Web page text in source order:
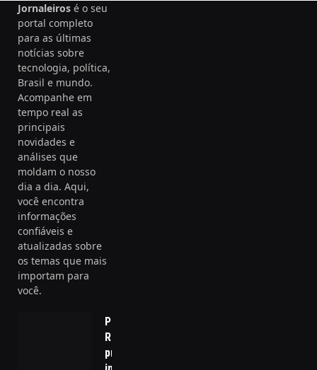
Jornaleiros é o seu
portal completo
para as últimas
notícias sobre
tecnologia, política,
Brasil e mundo.
Acompanhe em
tempo real as
principais
novidades e
análises que
moldam o nosso
dia a dia. Aqui,
você encontra
informações
confiáveis e
atualizadas sobre
os temas que mais
importam para
você.
Patente na
Rússia e a
projeção